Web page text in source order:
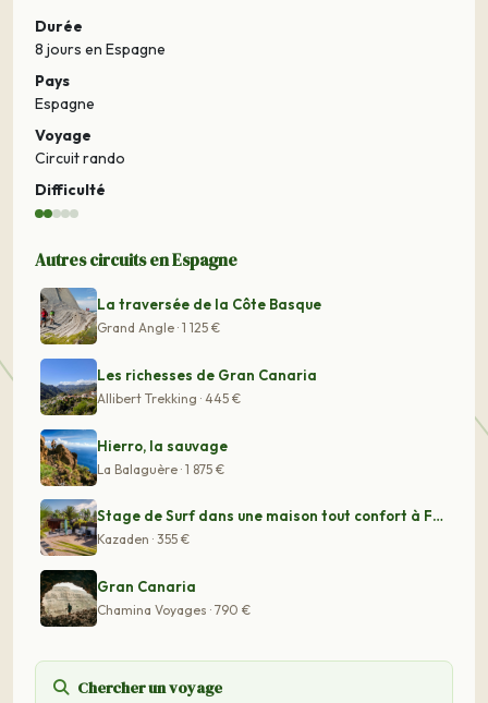
Durée
8 jours en Espagne
Pays
Espagne
Voyage
Circuit rando
Difficulté
Autres circuits en Espagne
La traversée de la Côte Basque
Grand Angle · 1 125 €
Les richesses de Gran Canaria
Allibert Trekking · 445 €
Hierro, la sauvage
La Balaguère · 1 875 €
Stage de Surf dans une maison tout confort à Fuertevent
Kazaden · 355 €
Gran Canaria
Chamina Voyages · 790 €
Chercher un voyage